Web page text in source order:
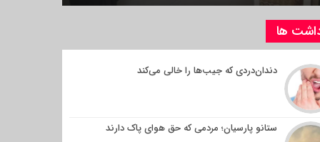
ها
دندان‌دردی که جیب‌ها را خالی می‌کند
ستانو پارسیان؛ مردمی که حق هوای پاک دارند